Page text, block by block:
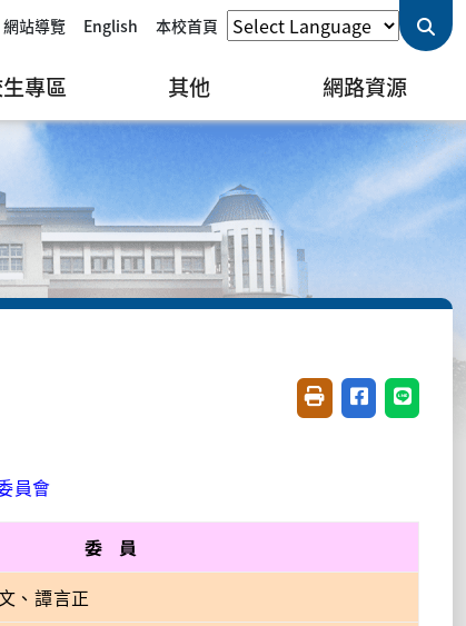
網站導覽 English 本校首頁
專區 其他 網路資源
友善列印(開新視窗)
分享至臉書(
分享至
員會
委 員
、譚言正